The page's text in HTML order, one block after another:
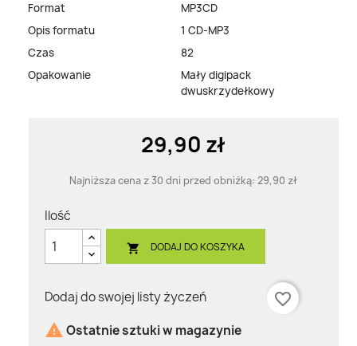
Format
MP3CD
Opis formatu
1 CD-MP3
Czas
82
Opakowanie
Mały digipack
dwuskrzydełkowy
29,90 zł
Najniższa cena z 30 dni przed obniżką:29,90 zł
Ilość
 DODAJ DO KOSZYKA
Dodaj do swojej listy życzeń
favorite_border
 Ostatnie sztuki w magazynie